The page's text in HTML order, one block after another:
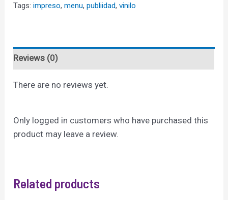
Tags:impreso,menu,publiidad,vinilo
Reviews (0)
There are no reviews yet.
Only logged in customers who have purchased this
product may leave a review.
Related products